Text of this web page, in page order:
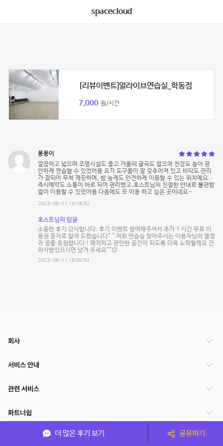
spacecloud
[리뷰이벤트]얼라이브연습실_학동점
7,000 원/시간
퐁퐁이
깔끔하고 넓으며 조명시설도 좋고 거울의 굴곡도 없으며 천장도 높아 편
안하게 연습할 수 있었어용 요가 도구들이 잘 갖추어져 있고 바닥도 관리
가 잘되어 무척 깨끗하며, 밤 늦게도 안전하게 이용할 수 있는 위치예요.
즉시예약도 소통이 바로 되어 편리했고,호스트님의 친절한 안내로 불편함
없이 이용할 수 있었어용 다음에도 또 이용 하고 싶은 곳이네요~
2023-08-11 16:18:52
호스트님의 답글
소중한 후기 감사합니다. 후기 이벤트 참여해주셔서 추가 1 시간 무료 이
용권 문자로 알려 드렸습니다^ ^ 저희 연습실 찾아주시는 이용자님의 열정
과 꿈을 응원합니다 ! 쾌적하고 편안한 공간이 되도록 더욱 노력할께요 건
의사항있으시면 남겨 주세요^^😊
2023-08-11 18:00:54
더 많은 후기 보기 공유하기
회사
서비스 안내
관련 서비스
파트너쉽
서비스 제공 국가